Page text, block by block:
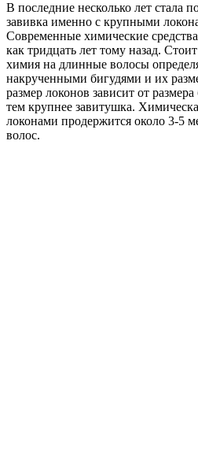
В последние несколько лет стала
завивка именно с крупными
Современные химические
как тридцать лет тому назад.
химия на длинные волосы
накрученными бигудями и их
размер локонов зависит от
тем крупнее завитушка.
локонами продержится около 3-5
волос.